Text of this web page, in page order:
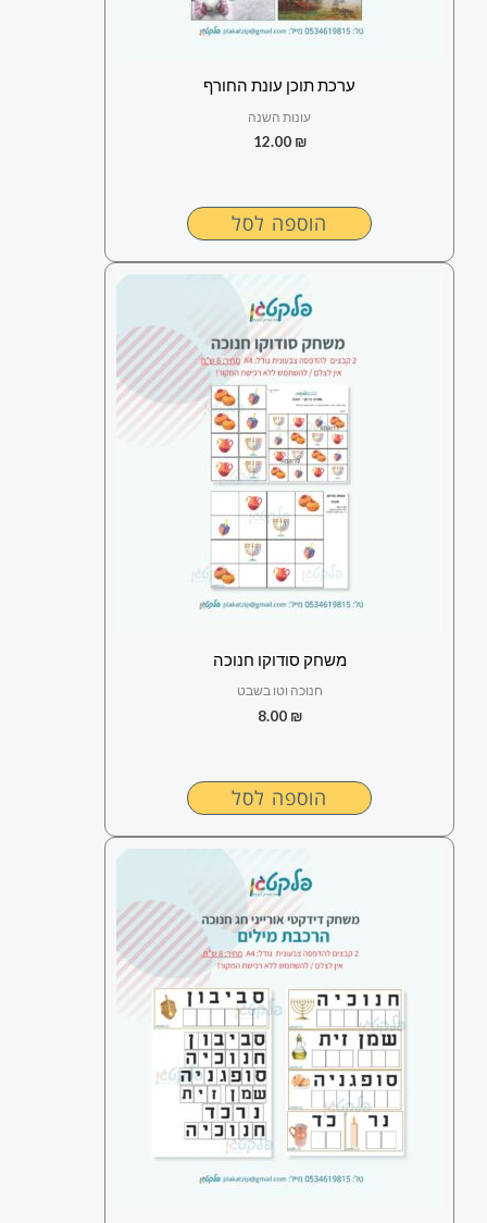
ערכת תוכן עונת החורף
עונות השנה
12.00 ₪
הוספה לסל
משחק סודוקו חנוכה
חנוכה וטו בשבט
8.00 ₪
הוספה לסל